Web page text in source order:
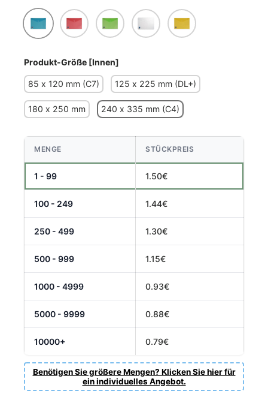
Blau Rot Grün Lichtdurchlässig
Gelb
Produkt-Größe [Innen]
85 x 120 mm (C7) 125 x 225 mm (DL+)
180 x 250 mm 240 x 335 mm (C4)
MENGE STÜCKPREIS
1 - 99 1.50€
100 - 249 1.44€
250 - 499 1.30€
500 - 999 1.15€
1000 - 4999 0.93€
5000 - 9999 0.88€
10000+ 0.79€
Benötigen Sie größere Mengen? Klicken Sie hier für
ein individuelles Angebot.